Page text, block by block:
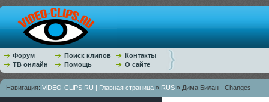
Форум Поиск клипов
Контакты
ТВ онлайн
Помощь О сайте
Навигация: ViDEO-CLiPS.RU | Главная страница » RUS » Дима Билан - Changes